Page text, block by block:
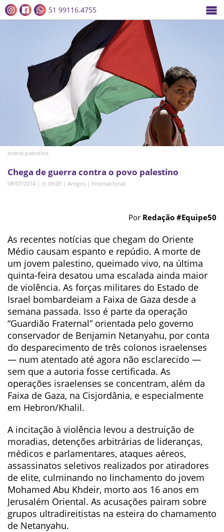
51 99116.4755
brand-palestine
Chega de guerra contra o povo palestino
08/07/2014 | ◷ 09:03 | Artigos | Internacional
Por Redação #Equipe50
As recentes notícias que chegam do Oriente
Médio causam espanto e repúdio. A morte de
um jovem palestino, queimado vivo, na última
quinta-feira desatou uma escalada ainda maior
de violência. As forças militares do Estado de
Israel bombardeiam a Faixa de Gaza desde a
semana passada. Isso é parte da operação
“Guardião Fraternal” orientada pelo governo
conservador de Benjamin Netanyahu, por conta
do desparecimento de três colonos israelenses
— num atentado até agora não esclarecido —
sem que a autoria fosse certificada. As
operações israelenses se concentram, além da
Faixa de Gaza, na Cisjordânia, e especialmente
em Hebron/Khalil.
A incitação à violência levou a destruição de
moradias, detenções arbitrárias de lideranças,
médicos e parlamentares, ataques aéreos,
assassinatos seletivos realizados por atiradores
de elite, culminando no linchamento do jovem
Mohamed Abu Khdeir, morto aos 16 anos em
Jerusalém Oriental. As acusações pairam sobre
grupos ultradireitistas na esteira do chamamento
de Netanyahu.